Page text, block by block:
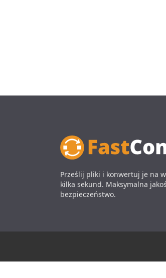
Prześlij pliki i konwertuj je na
kilka sekund. Maksymalna
bezpieczeństwo.